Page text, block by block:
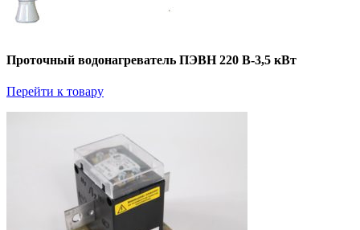
Проточный водонагреватель ПЭВН 220 В-3,5 кВт
Перейти к товару